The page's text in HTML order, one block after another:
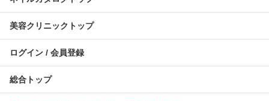
美容クリニックトップ
ログイン / 会員登録
総合トップ